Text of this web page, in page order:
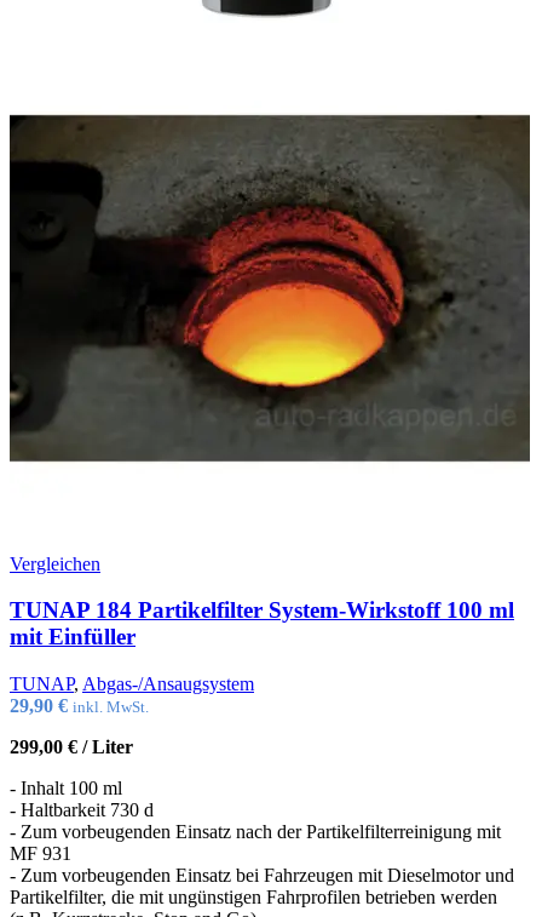
Vergleichen
TUNAP 184 Partikelfilter System-Wirkstoff 100 ml
mit Einfüller
TUNAP, Abgas-/Ansaugsystem
29,90 € inkl. MwSt.
299,00 € /Liter
- Inhalt 100 ml
- Haltbarkeit 730 d
- Zum vorbeugenden Einsatz nach der Partikelfilterreinigung mit
MF 931
- Zum vorbeugenden Einsatz bei Fahrzeugen mit Dieselmotor und
Partikelfilter, die mit ungünstigen Fahrprofilen betrieben werden